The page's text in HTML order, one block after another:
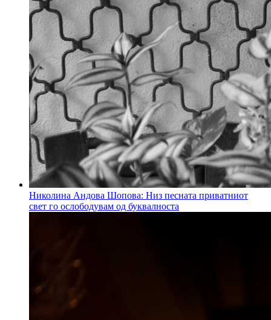
Николина Андова Шопова: Низ песната приватниот
свет го ослободувам од буквалноста